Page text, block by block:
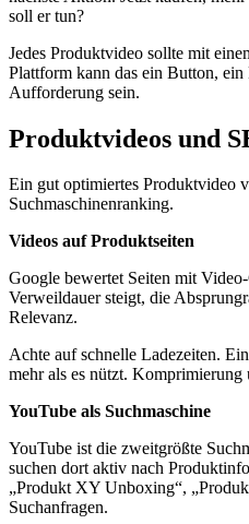
soll er tun?
Jedes Produktvideo sollte mit
Plattform kann das ein Button,
Aufforderung sein.
Produktvideos und
Ein gut optimiertes Produktvideo
Suchmaschinenranking.
Videos auf Produktseiten
Google bewertet Seiten mit
Verweildauer steigt, die
Relevanz.
Achte auf schnelle Ladezeiten.
mehr als es nützt.
YouTube als Suchmaschine
YouTube ist die zweitgrößte
suchen dort aktiv nach
„Produkt XY Unboxing“,
Suchanfragen.